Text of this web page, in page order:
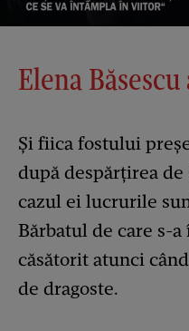
Elena
Și fiica fostului
după despărțirea de
cazul ei lucrurile
Bărbatul de care s-
căsătorit atunci
de dragoste.